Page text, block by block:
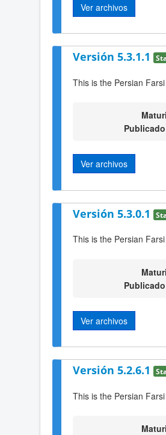
Ver archivos
Versión 5.3.1.1
This is the Persian
Ver archivos
Versión 5.3.0.1
This is the Persian
Ver archivos
Versión 5.2.6.1
This is the Persian